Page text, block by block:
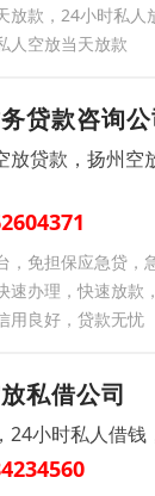
放款，24小时私人
人空放当天放款
贷款咨询公
放贷款，扬州空
，免担保应急贷，
速办理，快速放款
用良好，贷款无忧
私借公司
24小时私人借钱